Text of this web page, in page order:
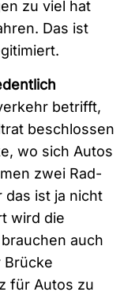
zu viel hat
Das ist
betrifft,
beschlossen
wo sich Autos
zwei Rad-
das ist ja nicht
wird die
auch
Brücke
für Autos zu